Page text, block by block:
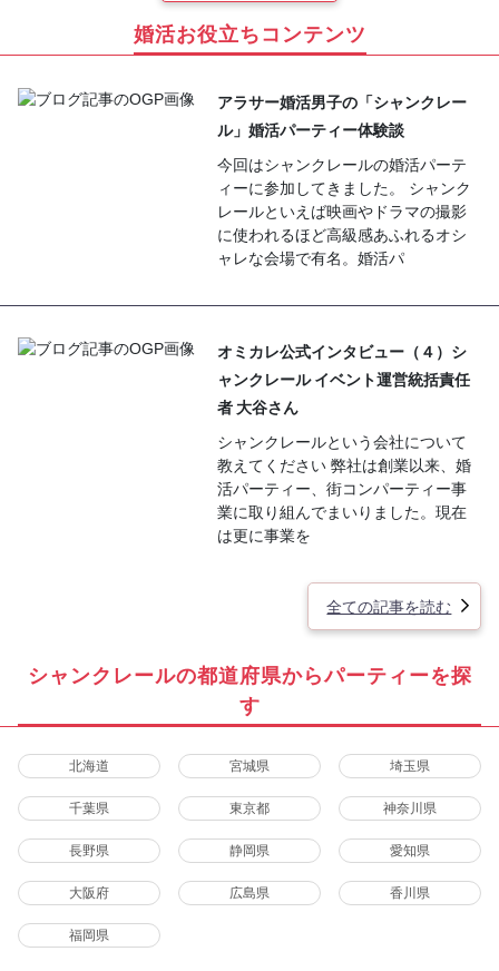
婚活お役立ちコンテンツ
アラサー婚活男子の「シャンクレー
ル」婚活パーティー体験談
今回はシャンクレールの婚活パーテ
ィーに参加してきました。 シャンク
レールといえば映画やドラマの撮影
に使われるほど高級感あふれるオシ
ャレな会場で有名。婚活パ
オミカレ公式インタビュー（４）シ
ャンクレール イベント運営統括責任
者 大谷さん
シャンクレールという会社について
教えてください 弊社は創業以来、婚
活パーティー、街コンパーティー事
業に取り組んでまいりました。現在
は更に事業を
全ての記事を読む
シャンクレールの都道府県からパーティーを探
す
北海道 宮城県 埼玉県
千葉県 東京都 神奈川県
長野県 静岡県 愛知県
大阪府 広島県 香川県
福岡県